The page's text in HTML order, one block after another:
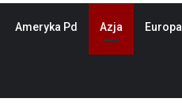
Ameryka Pd Azja Europa